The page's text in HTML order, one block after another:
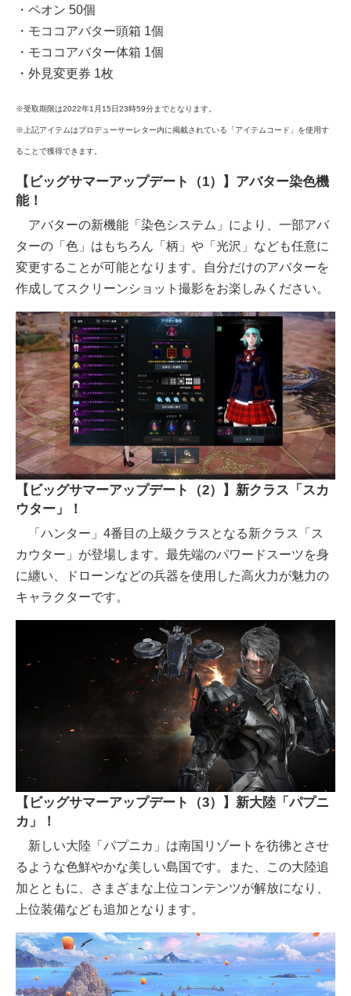
・ペオン 50個
・モココアバター頭箱 1個
・モココアバター体箱 1個
・外見変更券 1枚
※受取期限は2022年1月15日23時59分までとなります。
※上記アイテムはプロデューサーレター内に掲載されている「アイテムコード」を使用す
ることで獲得できます。
【ビッグサマーアップデート（1）】アバター染色機
能！
アバターの新機能「染色システム」により、一部アバ
ターの「色」はもちろん「柄」や「光沢」なども任意に
変更することが可能となります。自分だけのアバターを
作成してスクリーンショット撮影をお楽しみください。
【ビッグサマーアップデート（2）】新クラス「スカ
ウター」！
「ハンター」4番目の上級クラスとなる新クラス「ス
カウター」が登場します。最先端のパワードスーツを身
に纏い、ドローンなどの兵器を使用した高火力が魅力の
キャラクターです。
【ビッグサマーアップデート（3）】新大陸「パプニ
カ」！
新しい大陸「パプニカ」は南国リゾートを彷彿とさせ
るような色鮮やかな美しい島国です。また、この大陸追
加とともに、さまざまな上位コンテンツが解放になり、
上位装備なども追加となります。